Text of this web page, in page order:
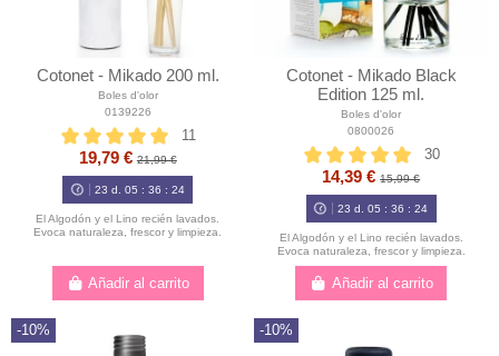
Cotonet - Mikado 200 ml.
Boles d'olor
0139226
11
19,79 €21,99 €
23 d. 05 : 36 : 23
El Algodón y el Lino recién lavados.
Evoca naturaleza, frescor y limpieza.
Añadir al carrito
Cotonet - Mikado Black
Edition 125 ml.
Boles d'olor
0800026
30
14,39 €15,99 €
23 d. 05 : 36 : 23
El Algodón y el Lino recién lavados.
Evoca naturaleza, frescor y limpieza.
Añadir al carrito
-10% -10%